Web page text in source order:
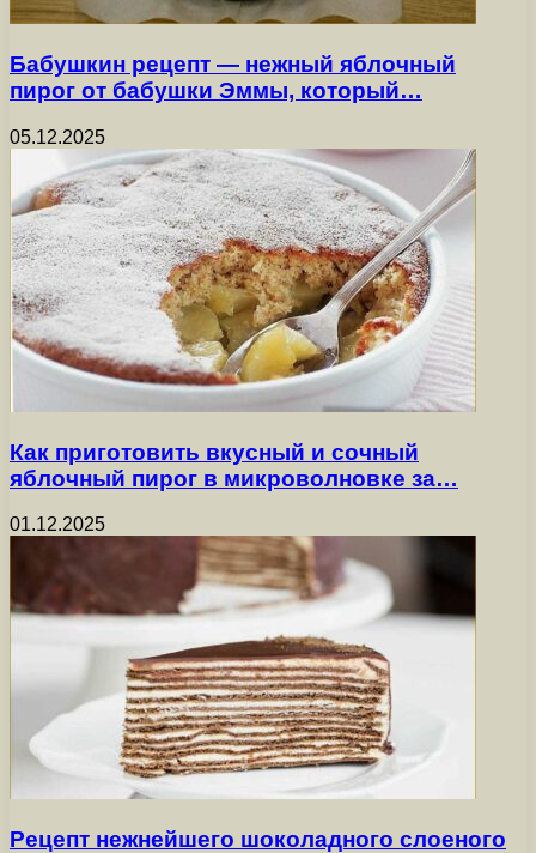
Бабушкин рецепт — нежный яблочный
пирог от бабушки Эммы, который…
05.12.2025
Как приготовить вкусный и сочный
яблочный пирог в микроволновке за…
01.12.2025
Рецепт нежнейшего шоколадного слоеного